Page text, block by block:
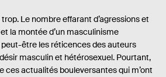
Le nombre effarant d’agressions et
la montée d’un masculinisme
être les réticences des auteurs
masculin et hétérosexuel. Pourtant,
ces actualités bouleversantes qui m’ont